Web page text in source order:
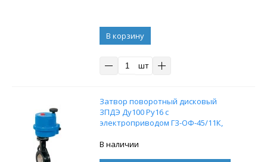
В корзину
шт
Затвор поворотный дисковый
ЗПДЭ Ду100 Ру16 с
электроприводом ГЗ-ОФ-45/11К,
В наличии